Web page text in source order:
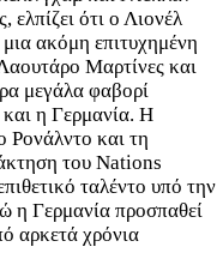
ότι ο Λιονέλ
ακόμη επιτυχημένη
Μαρτίνες και
μεγάλα φαβορί
και η Γερμανία. Η
Ρονάλντο και τη
του Nations
ταλέντο υπό την
η Γερμανία προσπαθεί
αρκετά χρόνια